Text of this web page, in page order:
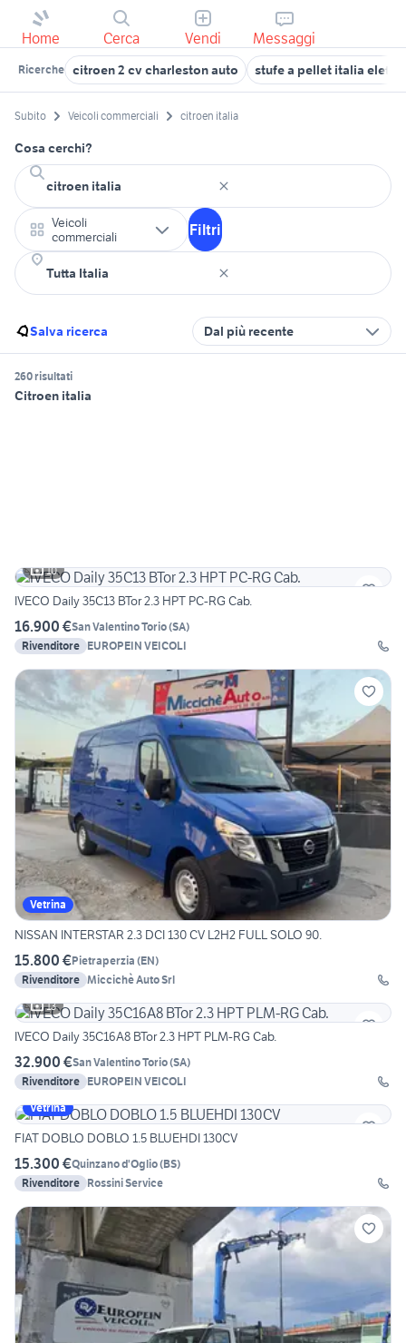
Home Cerca Vendi Messaggi
Ricerche citroen 2 cv charleston auto stufe a pellet italia
Subito Veicoli commerciali citroen italia
Cosa cerchi?
Veicoli
commerciali
Filtri
Salva ricerca Dal più recente
260 risultati
Citroen italia
10
IVECO Daily 35C13 BTor 2.3 HPT PC-RG Cab.
16.900 €San Valentino Torio(SA)
Rivenditore EUROPEIN VEICOLI
Vetrina
NISSAN INTERSTAR 2.3 DCI 130 CV L2H2 FULL SOLO 90.
15.800 €Pietraperzia (EN)
Rivenditore Miccichè Auto Srl
13
IVECO Daily 35C16A8 BTor 2.3 HPT PLM-RG Cab.
32.900 €San Valentino Torio(SA)
Rivenditore EUROPEIN VEICOLI
Vetrina
FIAT DOBLO DOBLO 1.5 BLUEHDI 130CV
15.300 €Quinzano d'Oglio(BS)
Rivenditore Rossini Service